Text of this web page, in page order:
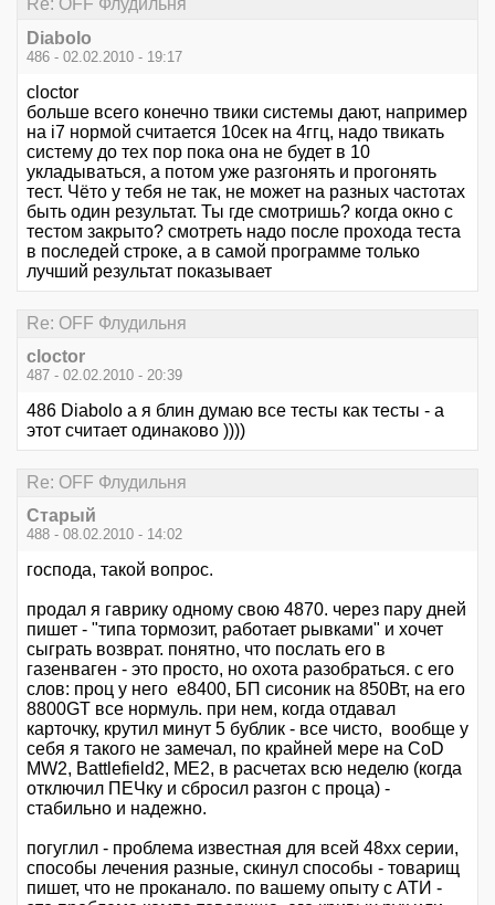
Re: OFF Флудильня
Diabolo
486 - 02.02.2010 - 19:17
cloctor
больше всего конечно твики системы дают, например
на i7 нормой считается 10сек на 4ггц, надо твикать
систему до тех пор пока она не будет в 10
укладываться, а потом уже разгонять и прогонять
тест. Чёто у тебя не так, не может на разных частотах
быть один результат. Ты где смотришь? когда окно с
тестом закрыто? смотреть надо после прохода теста
в последей строке, а в самой программе только
лучший результат показывает
Re: OFF Флудильня
cloctor
487 - 02.02.2010 - 20:39
486 Diabolo а я блин думаю все тесты как тесты - а
этот считает одинаково ))))
Re: OFF Флудильня
Старый
488 - 08.02.2010 - 14:02
господа, такой вопрос.
продал я гаврику одному свою 4870. через пару дней
пишет - "типа тормозит, работает рывками" и хочет
сыграть возврат. понятно, что послать его в
газенваген - это просто, но охота разобраться. с его
слов: проц у него е8400, БП сисоник на 850Вт, на его
8800GT все нормуль. при нем, когда отдавал
карточку, крутил минут 5 бублик - все чисто, вообще у
себя я такого не замечал, по крайней мере на CoD
MW2, Battlefield2, ME2, в расчетах всю неделю (когда
отключил ПЕЧку и сбросил разгон с проца) -
стабильно и надежно.
погуглил - проблема известная для всей 48хх серии,
способы лечения разные, скинул способы - товарищ
пишет, что не проканало. по вашему опыту с АТИ -